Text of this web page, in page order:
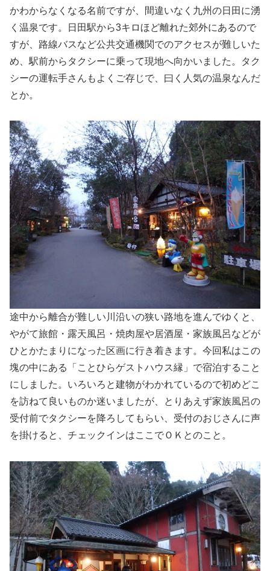
かわからなくなる名前ですが、間違いなく九州の日田に湧
く温泉です。日田駅から3キロほど離れた郊外にあるので
すが、路線バスなど公共交通機関でのアクセスが難しいた
め、駅前からタクシーに乗って現地へ向かいました。タク
シーの運転手さんもよくご存じで、曰く人気の温泉なんだ
とか。
途中から離合が難しい川沿いの狭い路地を進んでゆくと、
やがて旅館・露天風呂・焼肉屋や居酒屋・家族風呂などが
ひとかたまりになった区画に行き着きます。今回私はこの
塊の中にある「ことひらゲストハウス縁」で宿泊すること
にしました。いろいろと建物がわかれているので初めどこ
を訪ねて良いものか迷いましたが、とりあえず家族風呂の
受付前でタクシーを降ろしてもらい、受付のおじさんに声
を掛けると、チェックインはここでＯＫとのこと。